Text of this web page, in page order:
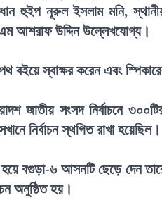
হুইপ নূরুল ইসলাম মনি,
আশরাফ উদ্দিন উল্লেখযোগ্য।
স্বাক্ষর করেন এবং
জাতীয় সংসদ নির্বাচনে
নির্বাচন স্থগিত রাখা হয়েছিল।
বগুড়া-৬ আসনটি ছেড়ে দেন
অনুষ্ঠিত হয়।